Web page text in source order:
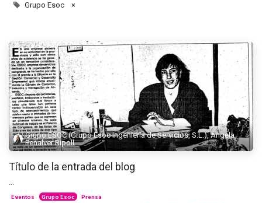
Grupo Esoc ×
Grupo ESOC (Grupo Esoc Ingeniería de Servicios, S.L.), Ángela
Peñalver Ripoll
Título de la entrada del blog
...
Eventos Grupo Esoc Prensa